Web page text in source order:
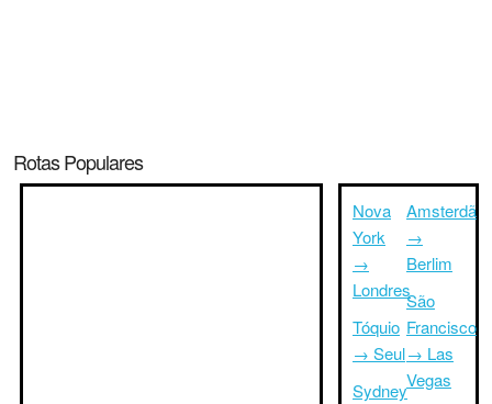
Rotas Populares
Nova
York
→
Londres
Tóquio
→ Seul
Sydney
Amsterdã
→
Berlim
São
Francisco
→ Las
Vegas